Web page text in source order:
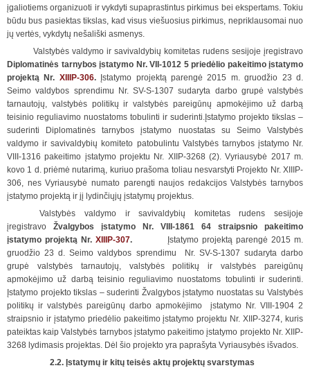
įgaliotiems organizuoti ir vykdyti supaprastintus pirkimus bei ekspertams. Tokiu
būdu bus pasiektas tikslas, kad visus viešuosius pirkimus, nepriklausomai nuo
jų vertės, vykdytų nešališki asmenys.
Valstybės valdymo ir savivaldybių komitetas rudens sesijoje įregistravo
Diplomatinės tarnybos įstatymo Nr. VII-1012 5 priedėlio pakeitimo įstatymo
projektą Nr. XIIIP-306.
Įstatymo projektą parengė 2015 m. gruodžio 23 d.
Seimo valdybos sprendimu Nr. SV-S-1307 sudaryta darbo grupė valstybės
tarnautojų, valstybės politikų ir valstybės pareigūnų apmokėjimo už darbą
teisinio reguliavimo nuostatoms tobulinti ir suderinti.Įstatymo projekto tikslas –
suderinti Diplomatinės tarnybos įstatymo nuostatas su Seimo Valstybės
valdymo ir savivaldybių komiteto patobulintu Valstybės tarnybos įstatymo Nr.
VIII-1316 pakeitimo įstatymo projektu Nr. XIIP-3268 (2). Vyriausybė 2017 m.
kovo 1 d. priėmė nutarimą, kuriuo prašoma toliau nesvarstyti Projekto Nr. XIIIP-
306, nes Vyriausybė numato parengti naujos redakcijos Valstybės tarnybos
įstatymo projektą ir jį lydinčiųjų įstatymų projektus.
Valstybės valdymo ir savivaldybių komitetas rudens sesijoje
įregistravo Žvalgybos įstatymo Nr. VIII-1861 64 straipsnio pakeitimo
įstatymo projektą Nr. XIIIP-307.
Įstatymo projektą parengė 2015 m.
gruodžio 23 d. Seimo valdybos sprendimu Nr. SV-S-1307 sudaryta darbo
grupė valstybės tarnautojų, valstybės politikų ir valstybės pareigūnų
apmokėjimo už darbą teisinio reguliavimo nuostatoms tobulinti ir suderinti.
Įstatymo projekto tikslas – suderinti Žvalgybos įstatymo nuostatas su Valstybės
politikų ir valstybės pareigūnų darbo apmokėjimo įstatymo Nr. VIII-1904 2
straipsnio ir įstatymo priedėlio pakeitimo įstatymo projektu Nr. XIIP-3274, kuris
pateiktas kaip Valstybės tarnybos įstatymo pakeitimo įstatymo projekto Nr. XIIP-
3268 lydimasis projektas. Dėl šio projekto yra paprašyta Vyriausybės išvados.
2.2. Įstatymų ir kitų teisės aktų projektų svarstymas